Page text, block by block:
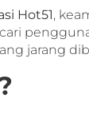
Hot51,
jarang